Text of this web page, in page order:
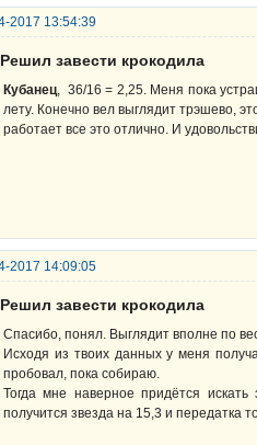
2017 13:54:39
завести крокодила
Кубанец, 36/16 = 2,25. Меня пока
лету. Конечно вел выглядит трэшево,
работает все это отлично. И
2017 14:09:05
завести крокодила
Спасибо, понял. Выглядит вполне по
Исходя из твоих данных у меня
пробовал, пока собираю.
Тогда мне наверное придётся
получится звезда на 15,3 и передатка